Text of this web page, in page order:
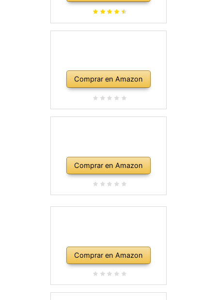
Comprar en Amazon
Comprar en Amazon
Comprar en Amazon